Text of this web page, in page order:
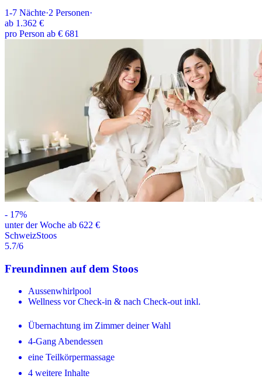
1-7 Nächte·2 Personen·
ab 1.362 €
pro Person ab € 681
- 17%
unter der Woche ab 622 €
SchweizStoos
5.7/6
Freundinnen auf dem Stoos
Aussenwhirlpool
Wellness vor Check-in & nach Check-out inkl.
Übernachtung im Zimmer deiner Wahl
4-Gang Abendessen
eine Teilkörpermassage
4 weitere Inhalte